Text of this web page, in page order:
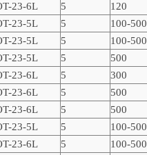
23-6L 5
120
23-5L 5
100-500
23-5L 5
100-500
23-5L 5
500
23-6L 5
300
23-6L 5
500
23-6L 5
500
23-5L 5
100-500
23-6L 5
100-500